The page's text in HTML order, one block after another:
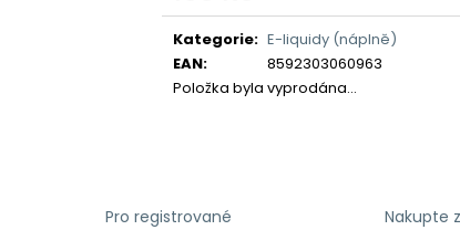
Měrná
cena:
Kategorie: E-liquidy (náplně)
EAN:
8592303060963
Položka byla vyprodána…
Pro registrované
Nakupte
LIQUID LIQUA AMERICAN BLEND 10ML-
6MG (AMERICKÝ MÍCHANÝ TABÁK)